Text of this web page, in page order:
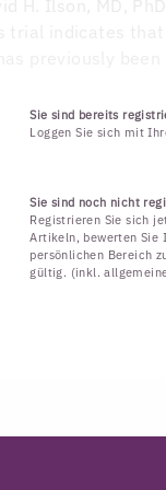
Sie sind bereits
Loggen Sie sich mit
Sie sind noch nicht
Registrieren Sie sich
Artikeln, bewerten Sie
persönlichen Bereich
gültig. (inkl.